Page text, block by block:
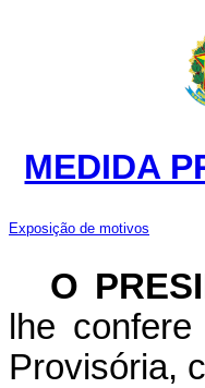
MEDIDA
Exposição de motivos
O
lhe
Provisória,